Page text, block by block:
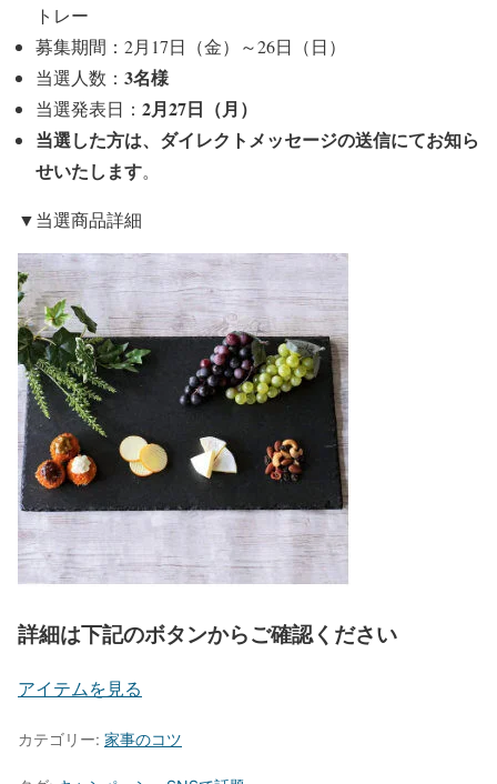
トレー
募集期間：2月17日（金）～26日（日）
当選人数： 3名様
当選発表日： 2月27日（月）
当選した方は、ダイレクトメッセージの送信にてお知ら
せいたします。
▼当選商品詳細
詳細は下記のボタンからご確認ください
アイテムを見る
カテゴリー: 家事のコツ